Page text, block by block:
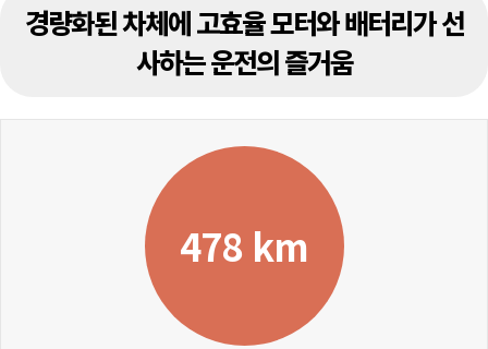
경량화된 차체에 고효율 모터와 배터리가 선
사하는 운전의 즐거움
478 km